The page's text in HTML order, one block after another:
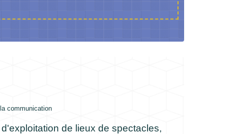
communication
de lieux de spectacles,